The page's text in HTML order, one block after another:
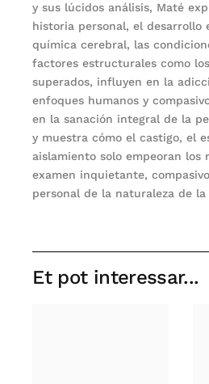
y sus lúcidos análisis, Maté
historia personal, el desarrollo
química cerebral, las
factores estructurales como
superados, influyen en la
enfoques humanos y
en la sanación integral de la
y muestra cómo el castigo, el
aislamiento solo empeoran los
examen inquietante,
personal de la naturaleza de la
Et pot interessar...